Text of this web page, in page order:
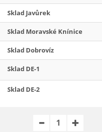
Sklad Javůrek
Sklad Moravské Knínice
Sklad Dobrovíz
Sklad DE-1
Sklad DE-2